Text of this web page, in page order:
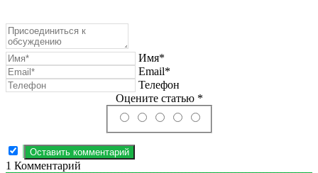
Имя*
Email*
Телефон
Оцените статью *
1 Комментарий